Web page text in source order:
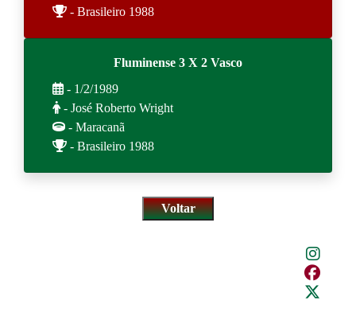
- Brasileiro 1988
Fluminense 3 X 2 Vasco
- 1/2/1989
- José Roberto Wright
- Maracanã
- Brasileiro 1988